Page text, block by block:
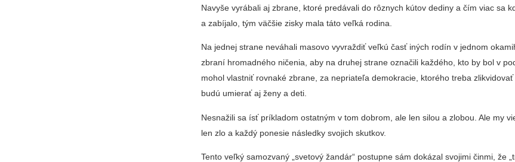
Navyše vyrábali aj zbrane, ktoré predávali do rôznych kútov dediny a čím viac sa
a zabíjalo, tým väčšie zisky mala táto veľká rodina.
Na jednej strane neváhali masovo vyvraždiť veľkú časť iných rodín v jednom
zbraní hromadného ničenia, aby na druhej strane označili každého, kto by bol v
mohol vlastniť rovnaké zbrane, za nepriateľa demokracie, ktorého treba
budú umierať aj ženy a deti.
Nesnažili sa ísť príkladom ostatným v tom dobrom, ale len silou a zlobou. Ale my
len zlo a každý ponesie následky svojich skutkov.
Tento veľký samozvaný „svetový žandár“ postupne sám dokázal svojimi činmi, že